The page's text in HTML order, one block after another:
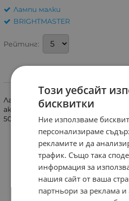
Лампи малки
BRIGHTMASTER
Рейтинг:
Лампа 6V 150mA 10lm със стъклен
аксиални изводи. Размери
5000ч.
Този уебсайт
бисквитки
Ние използваме
персонализираме
рекламите и да
трафик. Също така
информация за
нашия сайт от ваша
партньори за реклама